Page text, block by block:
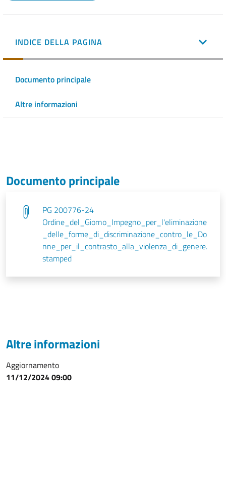
INDICE DELLA PAGINA
Documento principale
Altre informazioni
Documento principale
PG 200776-24
Ordine_del_Giorno_Impegno_per_l'eliminazione
_delle_forme_di_discriminazione_contro_le_Do
nne_per_il_contrasto_alla_violenza_di_genere.
stamped
Altre informazioni
Aggiornamento
11/12/2024 09:00